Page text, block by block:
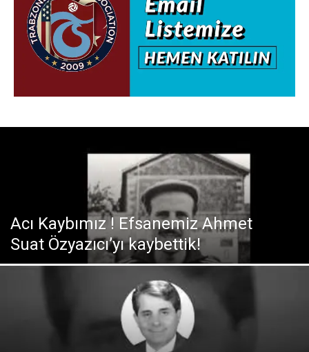
Acı Kaybımız ! Efsanemiz Ahmet
Suat Özyazıcı’yı kaybettik!